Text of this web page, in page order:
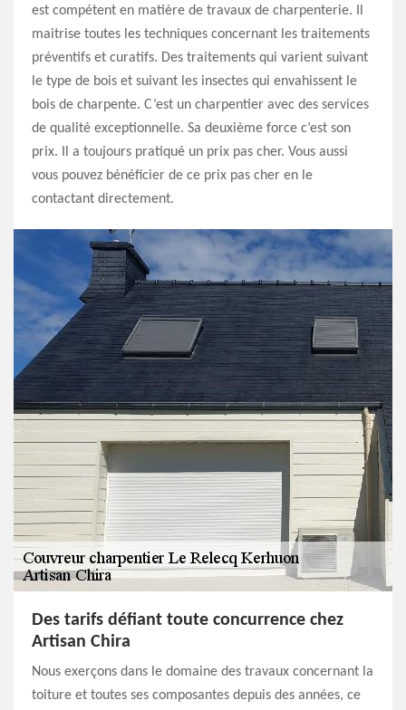
est compétent en matière de travaux de charpenterie. Il
maitrise toutes les techniques concernant les traitements
préventifs et curatifs. Des traitements qui varient suivant
le type de bois et suivant les insectes qui envahissent le
bois de charpente. C’est un charpentier avec des services
de qualité exceptionnelle. Sa deuxième force c’est son
prix. Il a toujours pratiqué un prix pas cher. Vous aussi
vous pouvez bénéficier de ce prix pas cher en le
contactant directement.
Des tarifs défiant toute concurrence chez
Artisan Chira
Nous exerçons dans le domaine des travaux concernant la
toiture et toutes ses composantes depuis des années, ce